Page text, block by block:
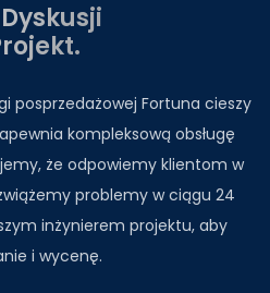
posprzedażowej Fortuna cieszy
kompleksową obsługę
że odpowiemy klientom w
problemy w ciągu 24
inżynierem projektu, aby
i wycenę.